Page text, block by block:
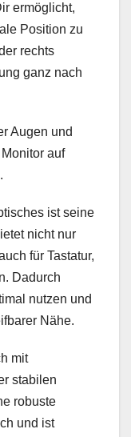
ermöglicht,
Position zu
rechts
ganz nach
Augen und
auf
ist seine
nicht nur
für Tastatur,
Dadurch
nutzen und
Nähe.
mit
stabilen
robuste
und ist